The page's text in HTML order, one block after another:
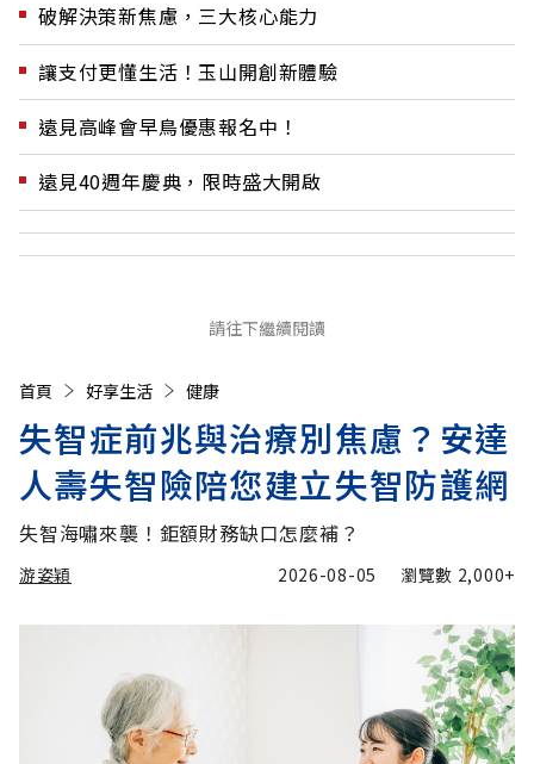
破解決策新焦慮，三大核心能力
讓支付更懂生活！玉山開創新體驗
遠見高峰會早鳥優惠報名中！
遠見40週年慶典，限時盛大開啟
請往下繼續閱讀
首頁 好享生活 健康
失智症前兆與治療別焦慮？安達
人壽失智險陪您建立失智防護網
失智海嘯來襲！鉅額財務缺口怎麼補？
游姿穎 2026-08-05 瀏覽數 2,000+